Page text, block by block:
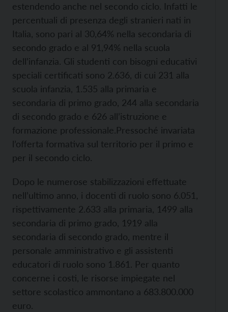
estendendo anche nel secondo ciclo. Infatti le
percentuali di presenza degli stranieri nati in
Italia, sono pari al 30,64% nella secondaria di
secondo grado e al 91,94% nella scuola
dell’infanzia. Gli studenti con bisogni educativi
speciali certificati sono 2.636, di cui 231 alla
scuola infanzia, 1.535 alla primaria e
secondaria di primo grado, 244 alla secondaria
di secondo grado e 626 all’istruzione e
formazione professionale.Pressoché invariata
l’offerta formativa sul territorio per il primo e
per il secondo ciclo.
Dopo le numerose stabilizzazioni effettuate
nell’ultimo anno, i docenti di ruolo sono 6.051,
rispettivamente 2.633 alla primaria, 1499 alla
secondaria di primo grado, 1919 alla
secondaria di secondo grado, mentre il
personale amministrativo e gli assistenti
educatori di ruolo sono 1.861. Per quanto
concerne i costi, le risorse impiegate nel
settore scolastico ammontano a 683.800.000
euro.